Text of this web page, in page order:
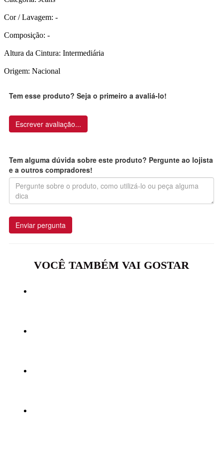
Cor / Lavagem: -
Composição: -
Altura da Cintura: Intermediária
Origem: Nacional
Tem esse produto? Seja o primeiro a avaliá-lo!
Escrever avaliação...
Tem alguma dúvida sobre este produto? Pergunte ao lojista
e a outros compradores!
Enviar pergunta
VOCÊ TAMBÉM VAI GOSTAR